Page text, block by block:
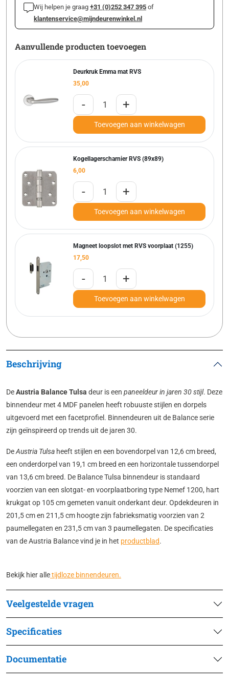
Wij helpen je graag +31 (0)252 347 395 of
klantenservice@mijndeurenwinkel.nl
Aanvullende producten toevoegen
Deurkruk Emma mat RVS
35,00
- +
Toevoegen aan winkelwagen
Kogellagerscharnier RVS (89x89)
6,00
- +
Toevoegen aan winkelwagen
Magneet loopslot met RVS voorplaat (1255)
17,50
- +
Toevoegen aan winkelwagen
Beschrijving
DeAustria Balance Tulsa deur is een paneeldeur in jaren 30 stijl. Deze
binnendeur met 4 MDF panelen heeft robuuste stijlen en dorpels
uitgevoerd met een facetprofiel. Binnendeuren uit de Balance serie
zijn geïnspireerd op trends uit de jaren 30.
DeAustria Tulsa heeft stijlen en een bovendorpel van 12,6 cm breed,
een onderdorpel van 19,1 cm breed en een horizontale tussendorpel
van 13,6 cm breed. De Balance Tulsa binnendeur is standaard
voorzien van een slotgat- en voorplaatboring type Nemef 1200, hart
krukgat op 105 cm gemeten vanuit onderkant deur. Opdekdeuren in
201,5 cm en 211,5 cm hoogte zijn fabrieksmatig voorzien van 2
paumellegaten en 231,5 cm van 3 paumellegaten. De specificaties
van de Austria Balance vind je in het productblad.
Bekijk hier alletijdloze binnendeuren.
Veelgestelde vragen
Specificaties
Documentatie